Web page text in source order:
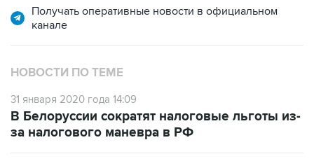
НОВОСТИ ПО ТЕМЕ
31 января 2020 года 14:09
за налогового маневра в РФ